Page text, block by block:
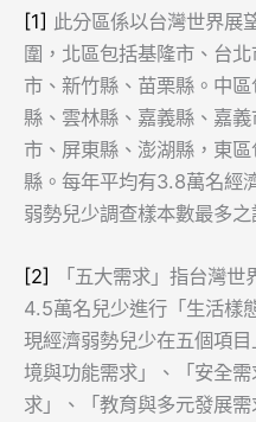
[1] 此分區係以台灣世界展
圍，北區包括基隆市、台
市、新竹縣、苗栗縣。中
縣、雲林縣、嘉義縣、嘉
市、屏東縣、澎湖縣，東
縣。每年平均有3.8萬名經
弱勢兒少調查樣本數最多之
[2] 「五大需求」指台灣
4.5萬名兒少進行「生活樣
現經濟弱勢兒少在五個項
境與功能需求」、「安全
求」、「教育與多元發展